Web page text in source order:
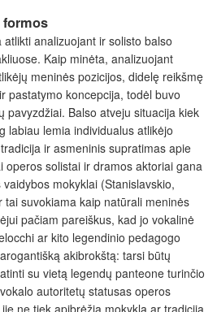
analizuojant ir solisto balso
Kaip minėta, analizuojant
meninės pozicijos, didelę reikšmę
pastatymo koncepcija, todėl buvo
pavyzdžiai. Balso atveju situacija kiek
labiau lemia individualus atlikėjo
ir asmeninis supratimas apie
operos solistai ir dramos aktoriai gana
mokyklai (Stanislavskio,
suvokiama kaip natūrali meninės
pačiam pareiškus, kad jo vokalinė
ar kito legendinio pedagogo
akibrokštą: tarsi būtų
su vietą legendų panteone turinčio
autoritetų statusas operos
ne tiek apibrėžia mokyklą ar tradiciją,